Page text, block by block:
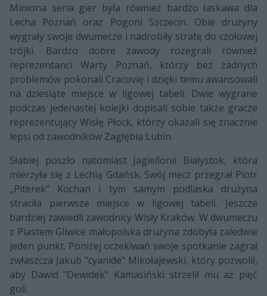
Miniona seria gier była również bardzo łaskawa dla
Lecha Poznań oraz Pogoni Szczecin. Obie drużyny
wygrały swoje dwumecze i nadrobiły stratę do czołowej
trójki. Bardzo dobre zawody rozegrali również
reprezentanci Warty Poznań, którzy bez żadnych
problemów pokonali Cracovię i dzięki temu awansowali
na dziesiąte miejsce w ligowej tabeli. Dwie wygrane
podczas jedenastej kolejki dopisali sobie także gracze
reprezentujący Wisłę Płock, którzy okazali się znacznie
lepsi od zawodników Zagłębia Lubin.
Słabiej poszło natomiast Jagiellonii Białystok, która
mierzyła się z Lechią Gdańsk. Swój mecz przegrał Piotr
„Piterek” Kochan i tym samym podlaska drużyna
straciła pierwsze miejsce w ligowej tabeli. Jeszcze
bardziej zawiedli zawodnicy Wisły Kraków. W dwumeczu
z Piastem Gliwice małopolska drużyna zdobyła zaledwie
jeden punkt. Poniżej oczekiwań swoje spotkanie zagrał
zwłaszcza Jakub "cyanide" Mikołajewski, który pozwolił,
aby Dawid "Dewidek" Kamasiński strzelił mu aż pięć
goli.